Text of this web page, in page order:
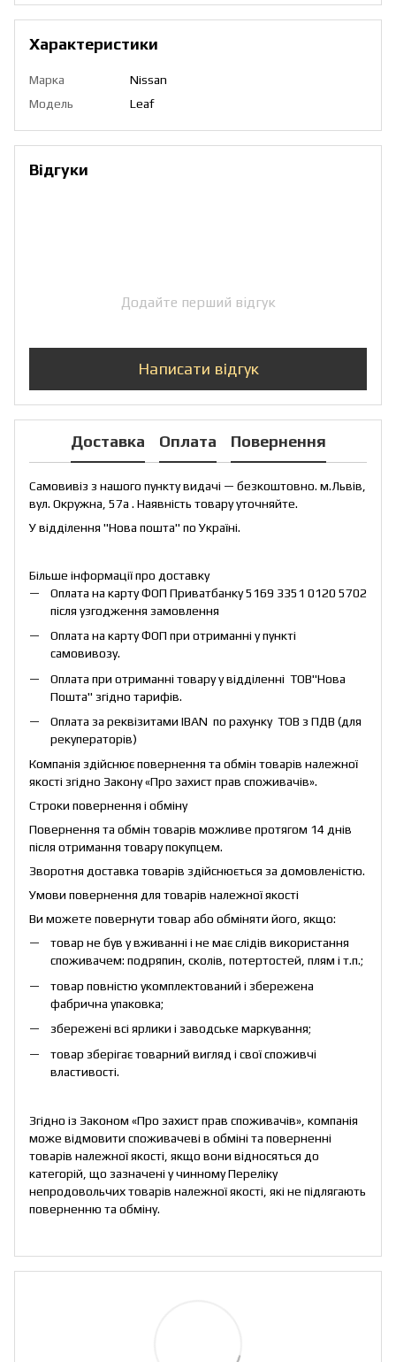
Характеристики
Марка
Nissan
Модель
Leaf
Відгуки
Додайте перший відгук
Написати відгук
Доставка Оплата Повернення
Самовивіз з нашого пункту видачі — безкоштовно. м.Львів,
вул. Окружна, 57а . Наявність товару уточняйте.
У відділення "Нова пошта" по Україні.
Більше інформації про доставку
Оплата на карту ФОП Приватбанку 5169 3351 0120 5702
після узгодження замовлення
Оплата на карту ФОП при отриманні у пункті
самовивозу.
Оплата при отриманні товару у відділенні ТОВ"Нова
Пошта" згідно тарифів.
Оплата за реквізитами IBAN по рахунку ТОВ з ПДВ (для
рекуператорів)
Компанія здійснює повернення та обмін товарів належної
якості згідно Закону «Про захист прав споживачів».
Строки повернення і обміну
Повернення та обмін товарів можливе протягом 14 днів
після отримання товару покупцем.
Зворотня доставка товарів здійснюється за домовленістю.
Умови повернення для товарів належної якості
Ви можете повернути товар або обміняти його, якщо:
товар не був у вживанні і не має слідів використання
споживачем: подряпин, сколів, потертостей, плям і т.п.;
товар повністю укомплектований і збережена
фабрична упаковка;
збережені всі ярлики і заводське маркування;
товар зберігає товарний вигляд і свої споживчі
властивості.
Згідно із Законом «Про захист прав споживачів», компанія
може відмовити споживачеві в обміні та поверненні
товарів належної якості, якщо вони відносяться до
категорій, що зазначені у чинномуПереліку
непродовольчих товарів належної якості, які не підлягають
поверненню та обміну.